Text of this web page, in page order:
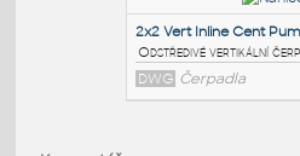
10x8 Diesel Pump
Horizontální
DWG Čerpadla